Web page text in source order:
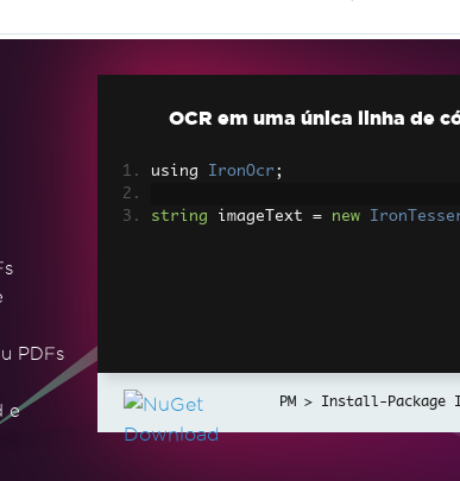
PDFs
e
OCR em uma única linha de
using IronOcr ;
string imageText = new
Install-Package